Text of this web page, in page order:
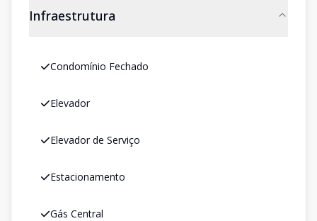
Infraestrutura
Condomínio Fechado
Elevador
Elevador de Serviço
Estacionamento
Gás Central